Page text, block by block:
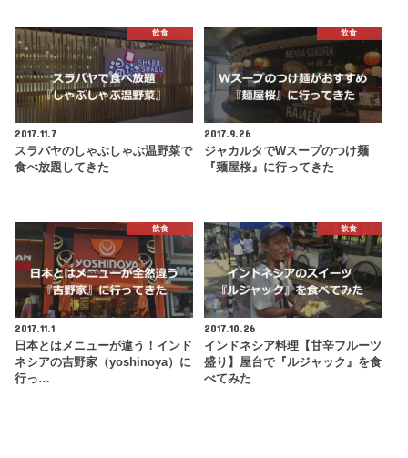
飲食
2017.11.7
スラバヤのしゃぶしゃぶ温野菜で
食べ放題してきた
飲食
2017.9.26
ジャカルタでWスープのつけ麺
『麺屋桜』に行ってきた
飲食
2017.11.1
日本とはメニューが違う！インド
ネシアの吉野家（yoshinoya）に
行っ…
飲食
2017.10.26
インドネシア料理【甘辛フルーツ
盛り】屋台で『ルジャック』を食
べてみた